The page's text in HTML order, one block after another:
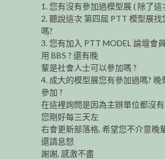
1. 您有沒有參加過模型展 ( 除了這
2. 聽說這次 第四屆 PTT 模型展
嗎?
3. 您有加入 PTT MODEL 論壇會
用 BBS ? 還有晚
輩是社會人士可以參加嗎 ?
4. 成大的模型展您有參加過嗎? 晚
參加 ?
在這裡詢問是因為主辦單位都沒
您剛好每三天左
右會更新部落格, 希望您不介意晚
還請息怒
謝謝, 感激不盡